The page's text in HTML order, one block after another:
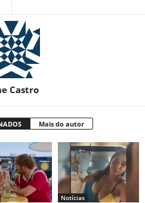
Castro
Mais do autor
Notícias